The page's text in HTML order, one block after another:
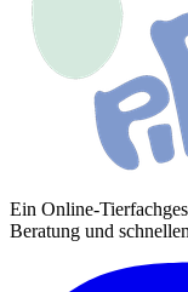
Ein Online-
Beratung und